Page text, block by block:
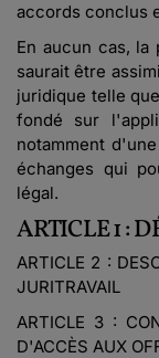
accords conclus
En aucun cas, la
saurait être
juridique telle
fondé sur
notamment
échanges qui
légal.
ARTICLE 1 :
ARTICLE 2 :
JURITRAVAIL
ARTICLE 3 :
D'ACCÈS AUX